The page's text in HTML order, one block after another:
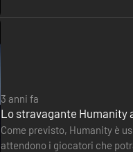
3 anni fa
Lo stravagante Humanity
Come previsto, Humanity è
attendono i giocatori che